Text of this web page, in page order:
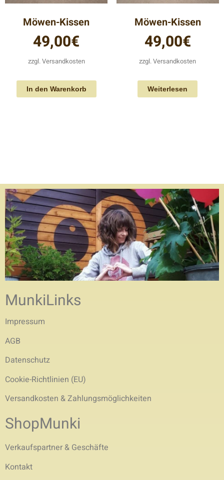
Möwen-Kissen
49,00€
zzgl.Versandkosten
In den Warenkorb
Möwen-Kissen
49,00€
zzgl.Versandkosten
Weiterlesen
MunkiLinks
Impressum
AGB
Datenschutz
Cookie-Richtlinien (EU)
Versandkosten & Zahlungsmöglichkeiten
ShopMunki
Verkaufspartner & Geschäfte
Kontakt